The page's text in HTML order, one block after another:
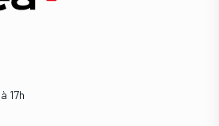
17h